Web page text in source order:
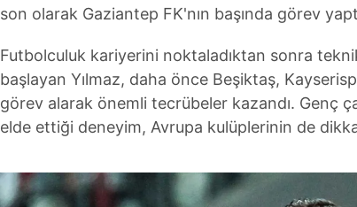
son olarak Gaziantep FK'nın başında görev
Futbolculuk kariyerini noktaladıktan sonra
başlayan Yılmaz, daha önce Beşiktaş,
görev alarak önemli tecrübeler kazandı. Genç
elde ettiği deneyim, Avrupa kulüplerinin de